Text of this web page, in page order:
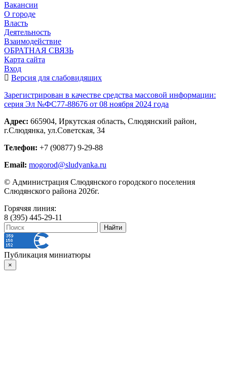
Вакансии
О городе
Власть
Деятельность
Взаимодействие
ОБРАТНАЯ СВЯЗЬ
Карта сайта
Вход
Версия для слабовидящих
Зарегистрирован в качестве средства массовой информации:
серия Эл №ФС77-88676 от 08 ноября 2024 года
Адрес: 665904, Иркутская область, Слюдянский район,
г.Слюдянка, ул.Советская, 34
Телефон: +7 (90877) 9-29-88
Email: mogorod@sludyanka.ru
© Администрация Слюдянского городского поселения
Слюдянского района 2026г.
Горячяя линия:
8 (395) 445-29-11
Публикация миниатюры
×